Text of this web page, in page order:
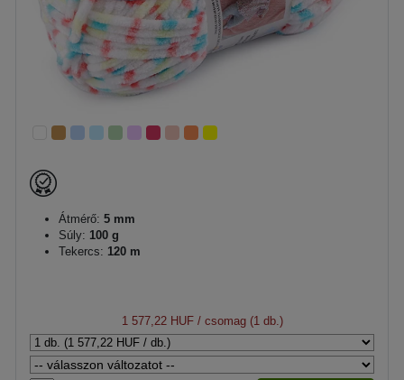
Átmérő: 5 mm
Súly: 100 g
Tekercs: 120 m
1 577,22 HUF/ csomag (1 db.)